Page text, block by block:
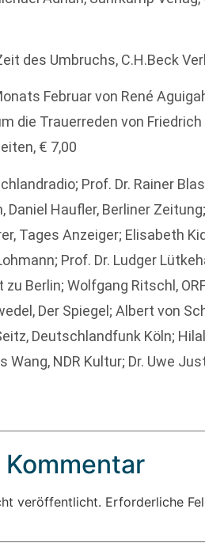
des Umbruchs, C.H.Beck
Februar von René
die Trauerreden von
€ 7,00
Prof. Dr. Rainer
Daniel Haufler, Berliner
Tages Anzeiger; Elisabeth
Prof. Dr. Ludger
Berlin; Wolfgang Ritschl,
Der Spiegel; Albert von
Deutschlandfunk Köln;
Wang, NDR Kultur; Dr. Uwe
veröffentlicht. Erforderliche